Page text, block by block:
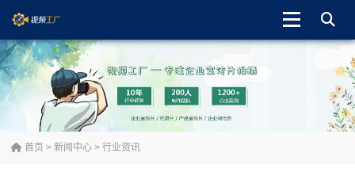
首页 > 新闻中心 > 行业资讯